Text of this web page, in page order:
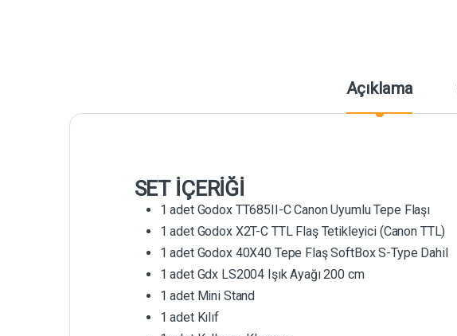
Açıklama
SET İÇERİĞİ
1 adet Godox TT685II-C Canon Uyumlu Tepe Flaşı
1 adet Godox X2T-C TTL Flaş Tetikleyici (Canon TTL)
1 adet Godox 40X40 Tepe Flaş SoftBox S-Type Dahil
1 adet Gdx LS2004 Işık Ayağı 200 cm
1 adet Mini Stand
1 adet Kılıf